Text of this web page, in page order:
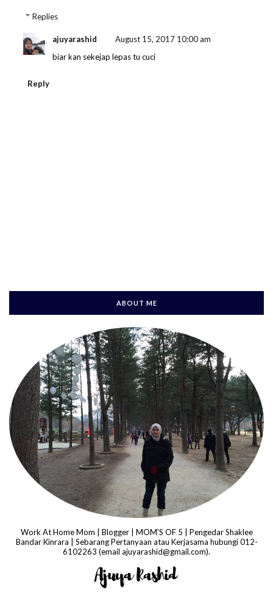
Replies
ajuyarashid
August 15, 2017 10:00 am
biar kan sekejap lepas tu cuci
Reply
ABOUT ME
Work At Home Mom | Blogger | MOM'S OF 5 | Pengedar Shaklee
Bandar Kinrara | Sebarang Pertanyaan atau Kerjasama hubungi 012-
6102263 (email ajuyarashid@gmail.com).